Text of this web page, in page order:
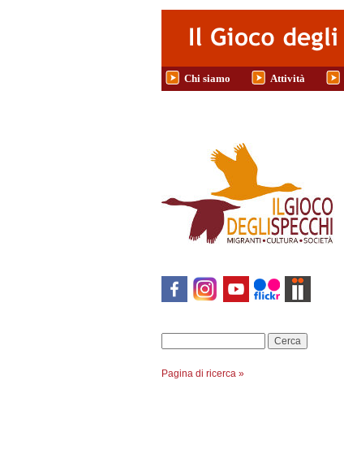
Chi siamo Attività
Pagina di ricerca »